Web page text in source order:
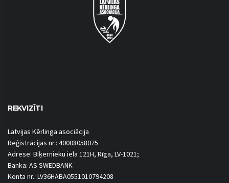
REKVIZĪTI
Latvijas Kērlinga asociācija
Reģistrācijas nr.: 40008058075
Adrese: Biķernieku iela 121H, Rīga, LV-1021;
Banka: AS SWEDBANK
Konta nr.: LV36HABA0551010794208